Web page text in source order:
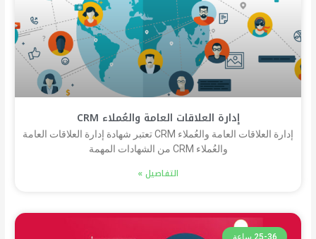
إدارة العلاقات العامة والعُملاء CRM
إدارة العلاقات العامة والعُملاء CRM تعتبر شهادة إدارة العلاقات العامة
والعُملاء CRM من الشهادات المهمة
التفاصيل »
25-36 ساعة